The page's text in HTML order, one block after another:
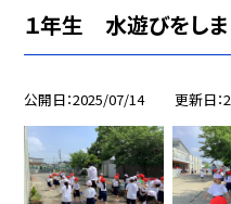
１年生 水遊びをしま
公開日 2025/07/14 更新日